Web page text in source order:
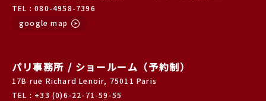
TEL : 080-4958-7396
google map
パリ事務所 / ショールーム（予約制）
17B rue Richard Lenoir, 75011 Paris
TEL : +33 (0)6-22-71-59-55